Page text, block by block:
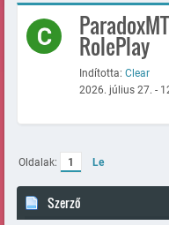
RolePlay
Indította: Clear
2026. július 27. -
Oldalak: 1 Le
Szerző